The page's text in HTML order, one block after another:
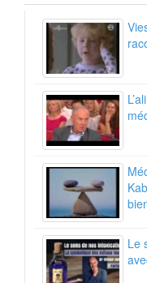
Le